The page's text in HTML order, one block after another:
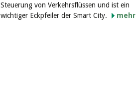
Steuerung von Verkehrsflüssen und ist ein
wichtiger Eckpfeiler der Smart City.
mehr